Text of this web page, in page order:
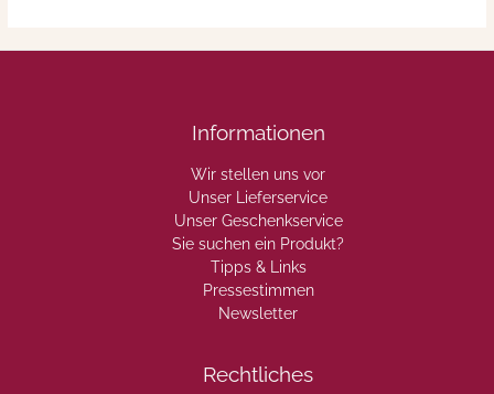
Informationen
Wir stellen uns vor
Unser Lieferservice
Unser Geschenkservice
Sie suchen ein Produkt?
Tipps & Links
Pressestimmen
Newsletter
Rechtliches